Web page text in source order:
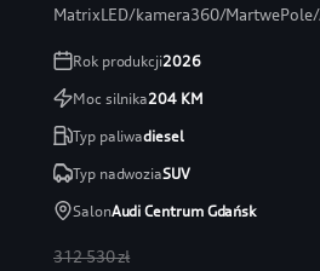
MatrixLED/kamera360/
Rok produkcji2026
Moc silnika204KM
Typ paliwadiesel
Typ nadwoziaSUV
SalonAudi Centrum Gdańsk
312 530 zł